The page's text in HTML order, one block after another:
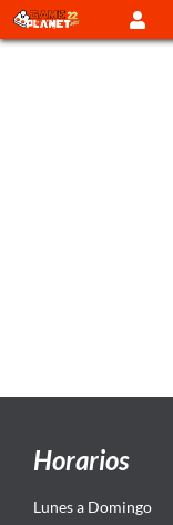
Horarios
Lunes a Domingo